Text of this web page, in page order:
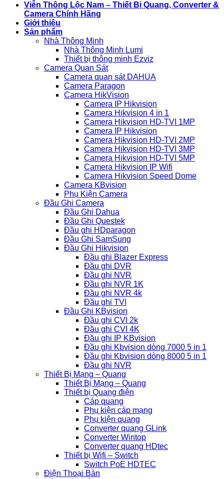
Viễn Thông Lộc Nam – Thiết Bị Quang, Converter &
Camera Chính Hãng
Giới thiệu
Sản phẩm
Nhà Thông Minh
Nhà Thông Minh Lumi
Thiết bị thông minh Ezviz
Camera Quan Sát
Camera quan sát DAHUA
Camera Paragon
Camera HikVision
Camera IP Hikvision
Camera Hikvision 4 in 1
Camera Hikvision HD-TVI 1MP
Camera IP Hikvision
Camera Hikvision HD-TVI 2MP
Camera Hikvision HD-TVI 3MP
Camera Hikvision HD-TVI 5MP
Camera Hikvision IP Wifi
Camera Hikvision Speed Dome
Camera KBvision
Phụ Kiện Camera
Đầu Ghi Camera
Đầu Ghi Dahua
Đầu Ghi Questek
Đầu ghi HDparagon
Đầu Ghi SamSung
Đầu Ghi Hikvision
Đầu ghi Blazer Express
Đầu ghi DVR
Đầu ghi NVR
Đầu ghi NVR 1K
Đầu ghi NVR 4k
Đầu ghi TVI
Đầu Ghi KBvision
Đầu ghi CVI 2k
Đầu ghi CVI 4K
Đầu ghi IP KBvision
Đầu ghi Kbvision dòng 7000 5 in 1
Đầu ghi Kbvision dòng 8000 5 in 1
Đầu ghi NVR
Thiết Bị Mạng – Quang
Thiết Bị Mạng – Quang
Thiết bị Quang điện
Cáp quang
Phụ kiện cáp mạng
Phụ kiện quang
Converter quang GLink
Converter Wintop
Converter quang HDtec
Thiết bị Wifi – Switch
Switch PoE HDTEC
Điện Thoại Bàn